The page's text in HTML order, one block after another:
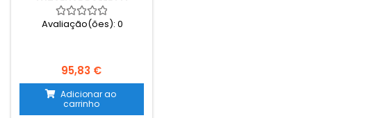
FOCALE FIXE INFRAROUGE
5 MP - IPC-HFW2541S-S
Avaliação(ões): 0
95,83 €
Adicionar ao
carrinho